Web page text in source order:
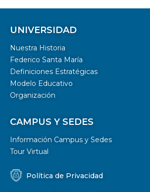
UNIVERSIDAD
Nuestra Historia
Federico Santa María
Definiciones Estratégicas
Modelo Educativo
Organización
CAMPUS Y SEDES
Información Campus y Sedes
Tour Virtual
Política de Privacidad